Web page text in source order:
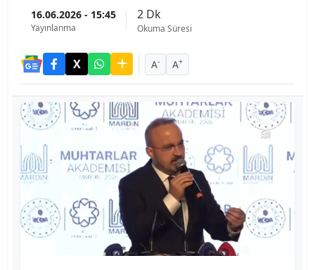
16.06.2026 - 15:45
Yayınlanma
2 Dk
Okuma Süresi
A- A+